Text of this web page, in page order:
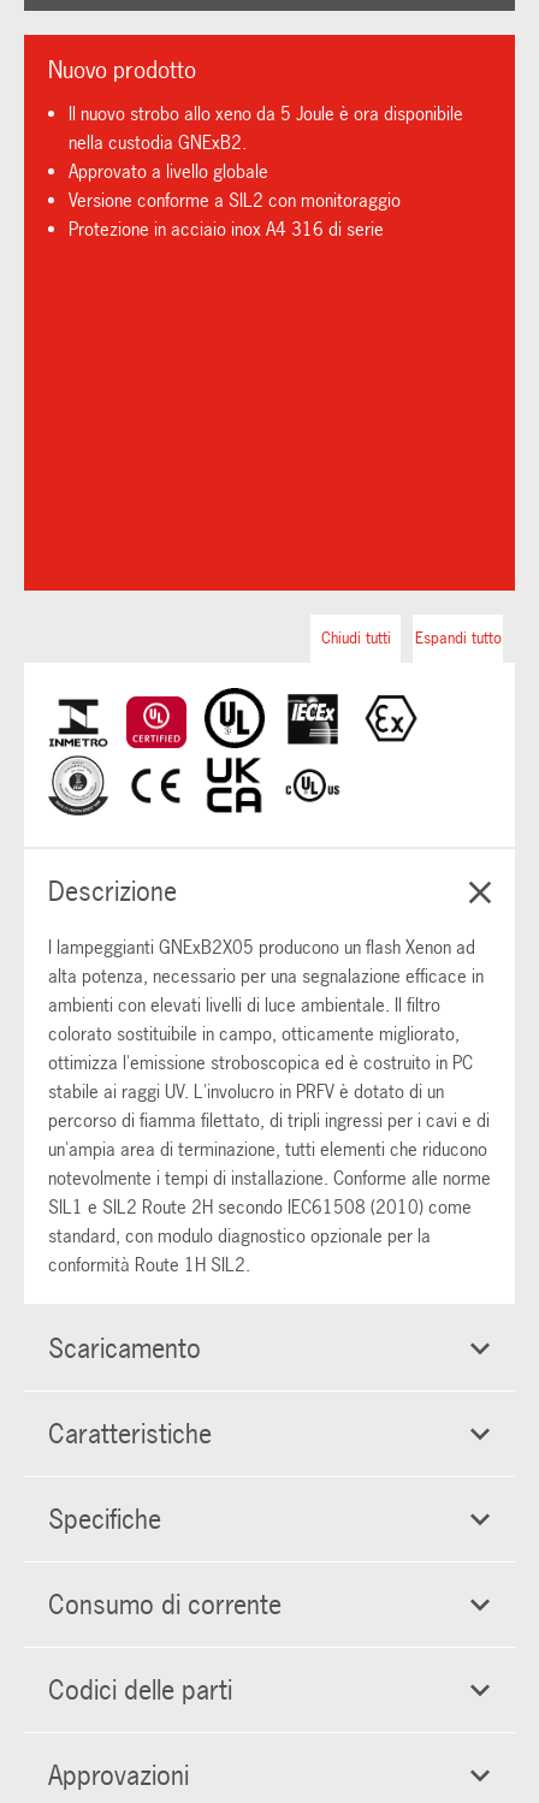
Nuovo prodotto
Il nuovo strobo allo xeno da 5 Joule è ora disponibile
nella custodia GNExB2.
Approvato a livello globale
Versione conforme a SIL2 con monitoraggio
Protezione in acciaio inox A4 316 di serie
Espandi tutto
Chiudi tutti
Descrizione
I lampeggianti GNExB2X05 producono un flash Xenon ad
alta potenza, necessario per una segnalazione efficace in
ambienti con elevati livelli di luce ambientale. Il filtro
colorato sostituibile in campo, otticamente migliorato,
ottimizza l'emissione stroboscopica ed è costruito in PC
stabile ai raggi UV. L'involucro in PRFV è dotato di un
percorso di fiamma filettato, di tripli ingressi per i cavi e di
un'ampia area di terminazione, tutti elementi che riducono
notevolmente i tempi di installazione. Conforme alle norme
SIL1 e SIL2 Route 2H secondo IEC61508 (2010) come
standard, con modulo diagnostico opzionale per la
conformità Route 1H SIL2.
Scaricamento
Caratteristiche
Specifiche
Consumo di corrente
Codici delle parti
Approvazioni